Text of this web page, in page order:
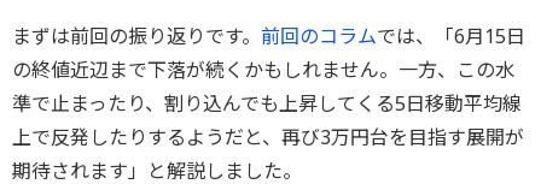
まずは前回の振り返りです。 前回のコラムでは、「6月15日
の終値近辺まで下落が続くかもしれません。一方、この水
準で止まったり、割り込んでも上昇してくる5日移動平均線
上で反発したりするようだと、再び3万円台を目指す展開が
期待されます」と解説しました。